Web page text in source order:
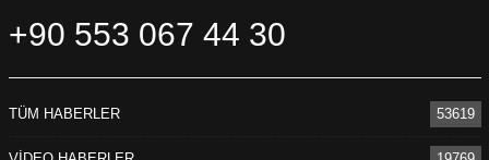
+90 553 067 44 30
TÜM HABERLER 53619